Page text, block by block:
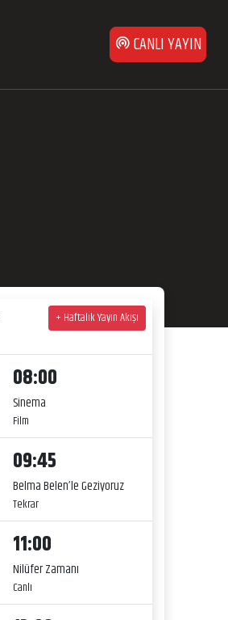
CANLI YAYIN
+ Haftalık Yayın Akışı
08:00
Sinema
Film
09:45
Belma Belen’le Geziyoruz
Tekrar
11:00
Nilüfer Zamanı
Canlı